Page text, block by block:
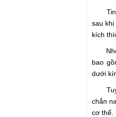
Tinh
sau
kích
Nhờ
bao
dưới
Tuy
chắn
cơ thể.